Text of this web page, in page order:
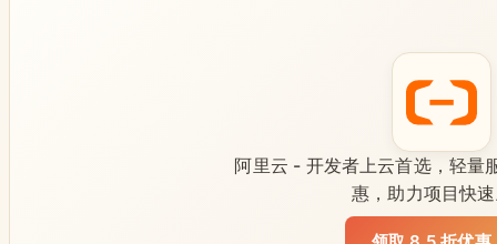
阿里云 - 开发者上云首选，轻量
惠，助力项目快